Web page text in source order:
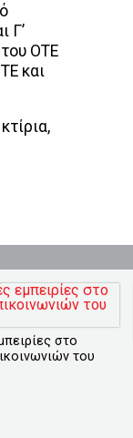
Γ’
ΟΤΕ
και
στο
του